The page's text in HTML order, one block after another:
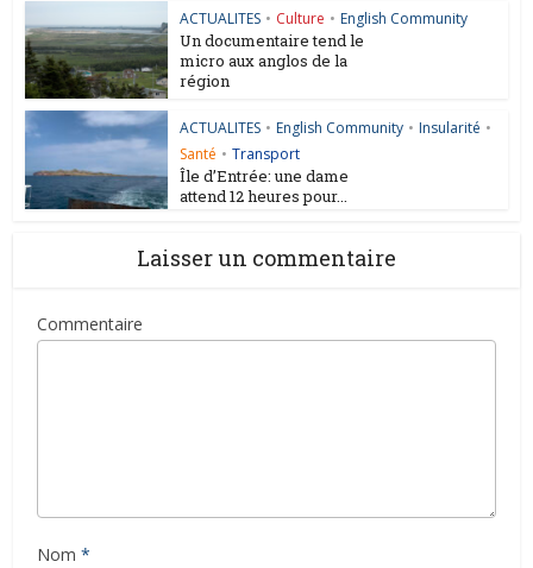
ACTUALITES • Culture • English Community
Un documentaire tend le
micro aux anglos de la
région
ACTUALITES • English Community • Insularité •
Santé • Transport
Île d’Entrée: une dame
attend 12 heures pour...
Laisser un commentaire
Commentaire
Nom *